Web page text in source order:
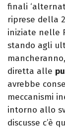
finali
riprese della
iniziate nelle
stando agli
diretta alle
avrebbe
meccanismi
intorno allo
discusse c’è